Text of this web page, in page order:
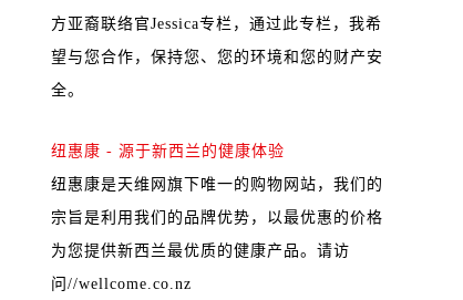
方亚裔联络官Jessica专栏，通过此专栏，我希
望与您合作，保持您、您的环境和您的财产安
全。
纽惠康 - 源于新西兰的健康体验
纽惠康是天维网旗下唯一的购物网站，我们的
宗旨是利用我们的品牌优势，以最优惠的价格
为您提供新西兰最优质的健康产品。请访
问 //wellcome.co.nz